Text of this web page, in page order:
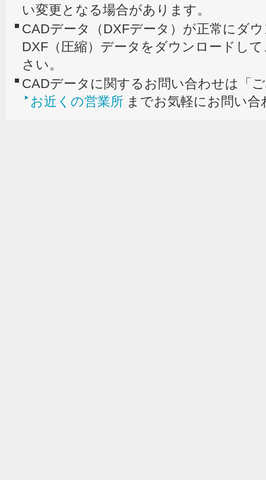
い変更となる場合があります。
CADデータ（DXFデータ）が正常にダ
DXF（圧縮）データをダウンロードし
さい。
CADデータに関するお問い合わせは「
お近くの営業所 までお気軽にお問い